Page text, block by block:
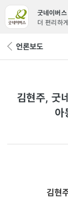
굿네이버
더 편리하
뒤 언론보도
김현주, 굿
아
김현